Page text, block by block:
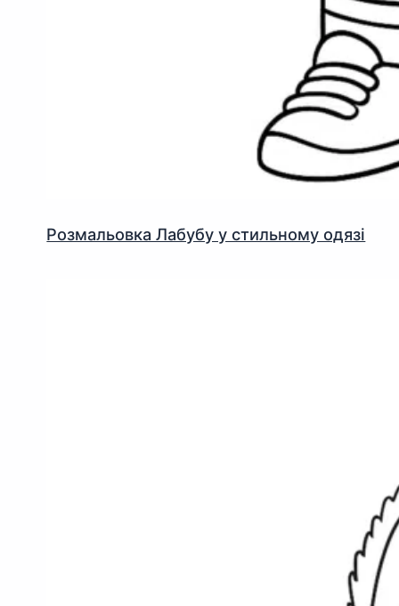
Розмальовка Лабубу у стильному одязі